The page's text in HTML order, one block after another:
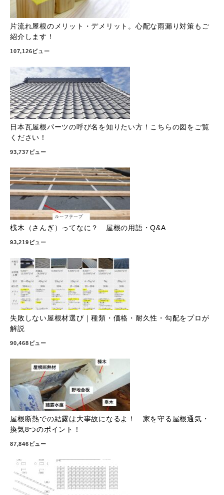
片流れ屋根のメリット・デメリット。心配な雨漏り対策もご
紹介します！
107,126ビュー
日本瓦屋根パーツの呼び名を知りたい方！こちらの図をご覧
ください！
93,737ビュー
桟木（さんぎ）ってなに？ 屋根の用語・Q&A
93,219ビュー
失敗しない屋根材選び｜種類・価格・耐久性・勾配をプロが
解説
90,468ビュー
屋根断熱での結露は大事故になるよ！ 家を守る屋根通気・
換気8つのポイント！
87,846ビュー